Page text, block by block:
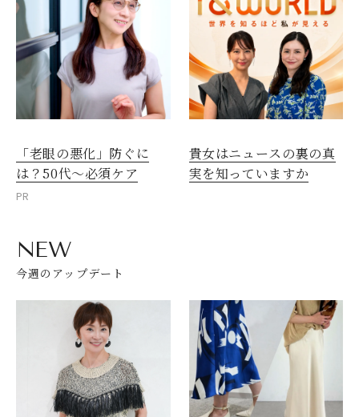
「老眼の悪化」防ぐに
は？50代～必須ケア
PR
貴女はニュースの裏の真
実を知っていますか
NEW
今週のアップデート